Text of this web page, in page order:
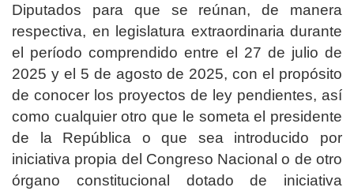
Diputados para que se reúnan, de manera
respectiva, en legislatura extraordinaria durante
el período comprendido entre el 27 de julio de
2025 y el 5 de agosto de 2025, con el propósito
de conocer los proyectos de ley pendientes, así
como cualquier otro que le someta el presidente
de la República o que sea introducido por
iniciativa propia del Congreso Nacional o de otro
órgano constitucional dotado de iniciativa